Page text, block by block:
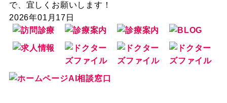
で、宜しくお願いします！
2026年01月17日